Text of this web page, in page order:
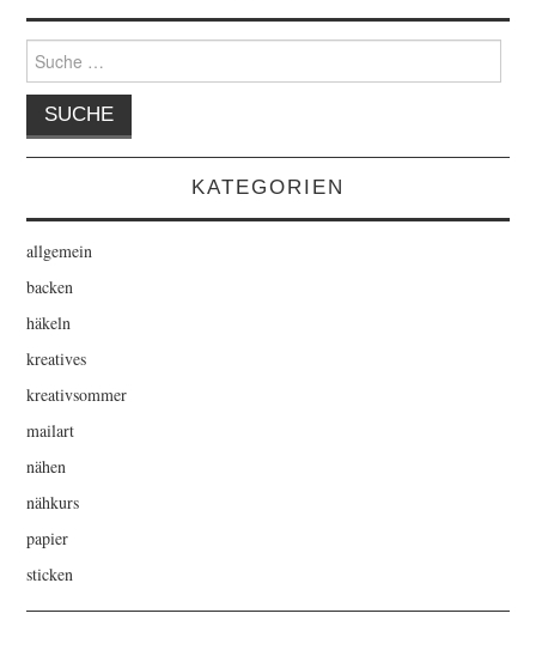
Suche
nach:
KATEGORIEN
allgemein
backen
häkeln
kreatives
kreativsommer
mailart
nähen
nähkurs
papier
sticken